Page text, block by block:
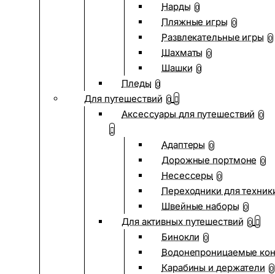
Нарды 0
Пляжные игры 0
Развлекательные игры 0
Шахматы 0
Шашки 0
Пледы 0
Для путешествий 0
Аксессуары для путешествий 0
Адаптеры 0
Дорожные портмоне 0
Несессеры 0
Переходники для
Швейные наборы 0
Для активных путешествий 0
Бинокли 0
Водонепроницаемые
Карабины и держатели 0